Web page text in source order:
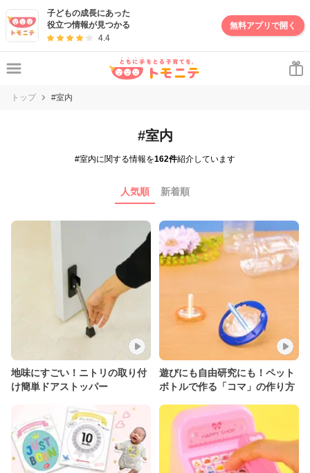
子どもの成長にあった
役立つ情報が見つかる
4.4
無料アプリで開く
トップ #室内
#室内
#室内に関する情報を162件紹介しています
人気順 新着順
地味にすごい！ニトリの取り付
け簡単ドアストッパー
遊びにも自由研究にも！ペット
ボトルで作る「コマ」の作り方